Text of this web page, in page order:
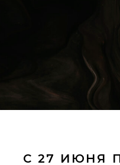
С 27 ИЮНЯ